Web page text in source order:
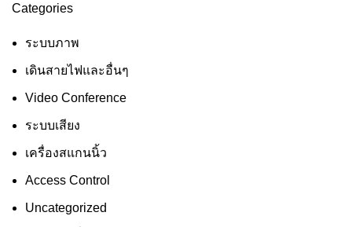
Categories
ระบบภาพ
เดินสายไฟและอื่นๆ
Video Conference
ระบบเสียง
เครื่องสแกนนิ้ว
Access Control
Uncategorized